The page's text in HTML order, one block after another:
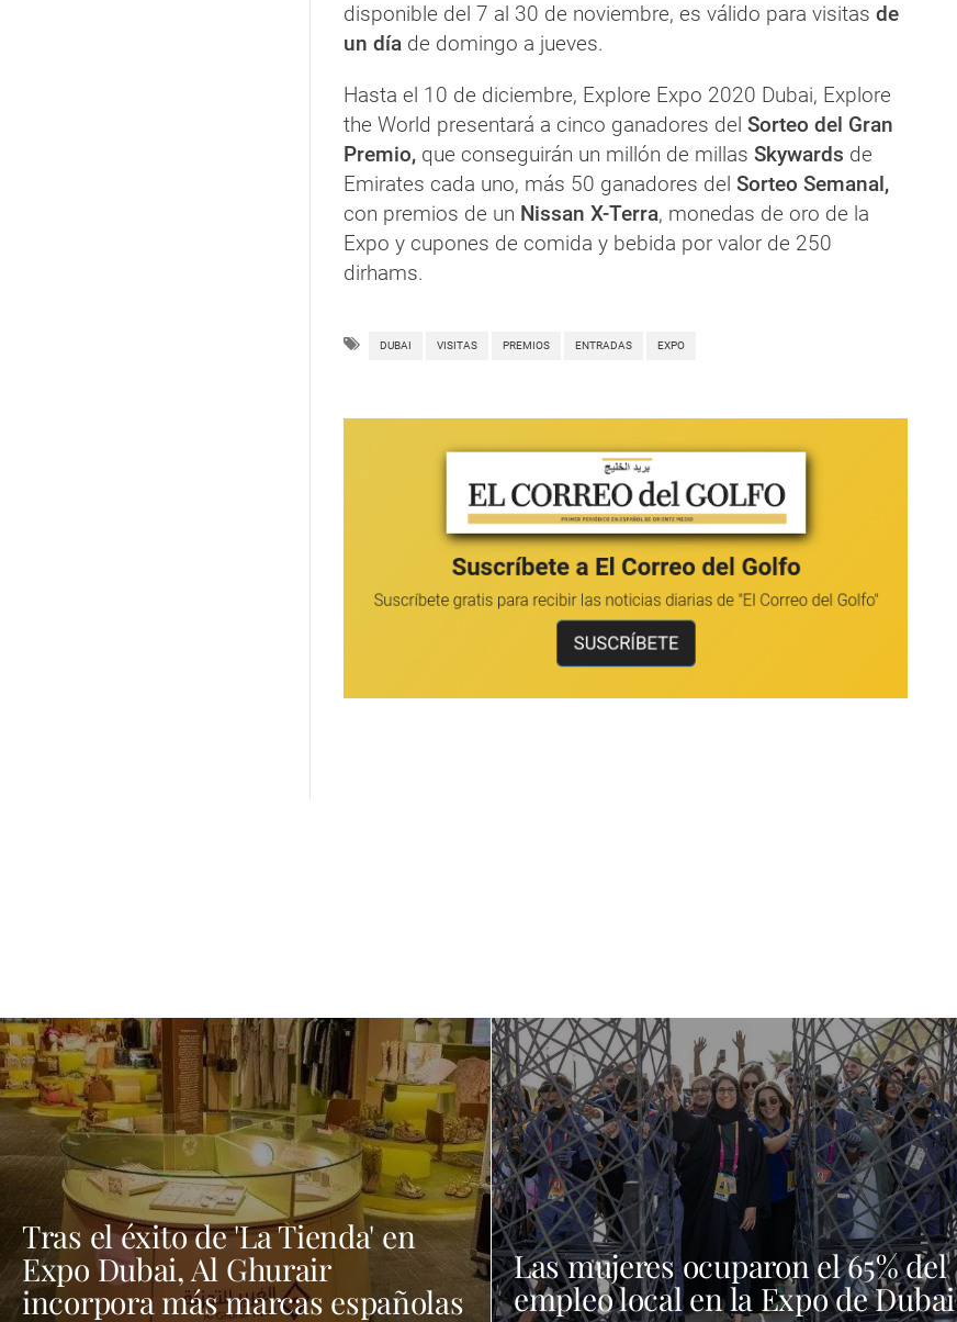
disponible del 7 al 30 de noviembre, es válido para visitas de
un día de domingo a jueves.
Hasta el 10 de diciembre, Explore Expo 2020 Dubai, Explore
the World presentará a cinco ganadores del Sorteo del Gran
Premio, que conseguirán un millón de millas Skywards de
Emirates cada uno, más 50 ganadores del Sorteo Semanal,
con premios de un Nissan X-Terra, monedas de oro de la
Expo y cupones de comida y bebida por valor de 250
dirhams.
DUBAI VISITAS PREMIOS ENTRADAS EXPO
Tras el éxito de 'La Tienda' en
Expo Dubai, Al Ghurair
incorpora más marcas españolas
Las mujeres ocuparon el 65% del
empleo local en la Expo de Dubai